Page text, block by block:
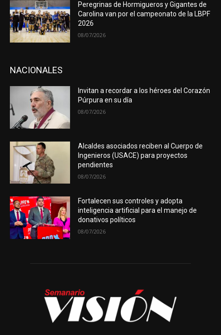
Peregrinas de Hormigueros y Gigantes de
Carolina van por el campeonato de la LBPF
2026
08/07/2026
NACIONALES
Invitan a recordar a los héroes del Corazón
Púrpura en su día
08/07/2026
Alcaldes asociados reciben al Cuerpo de
Ingenieros (USACE) para proyectos
pendientes
08/07/2026
Fortalecen sus controles y adopta
inteligencia artificial para el manejo de
donativos políticos
08/07/2026